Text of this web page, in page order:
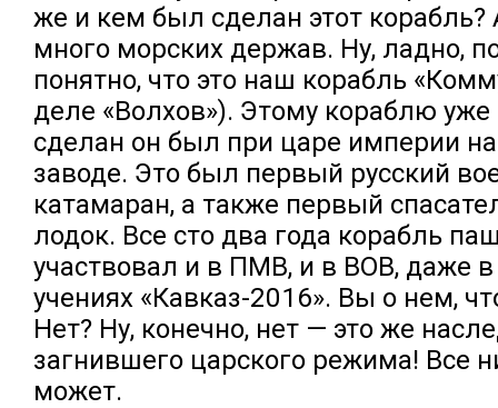
же и кем был сделан этот корабль?
много морских держав. Ну, ладно,
понятно, что это наш корабль
деле «Волхов»). Этому кораблю
сделан он был при царе империи
заводе. Это был первый русский
катамаран, а также первый
лодок. Все сто два года корабль
участвовал и в ПМВ, и в ВОВ, даже
учениях «Кавказ-2016». Вы о нем,
Нет? Ну, конечно, нет — это же
загнившего царского режима! Все
может.